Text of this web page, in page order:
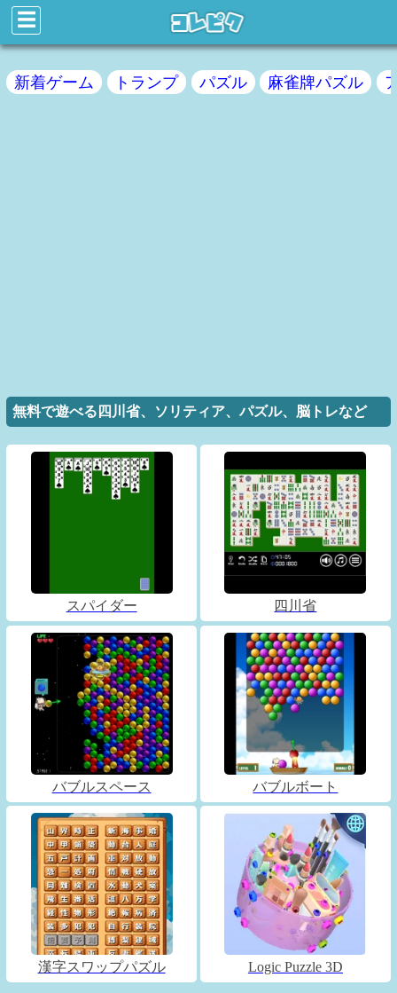
☰
新着ゲーム トランプ パズル 麻雀牌パズル
無料で遊べる四川省、ソリティア、パズル、脳トレなど
スパイダー 四川省
バブルスペース バブルボート
漢字スワップパズル Logic Puzzle 3D